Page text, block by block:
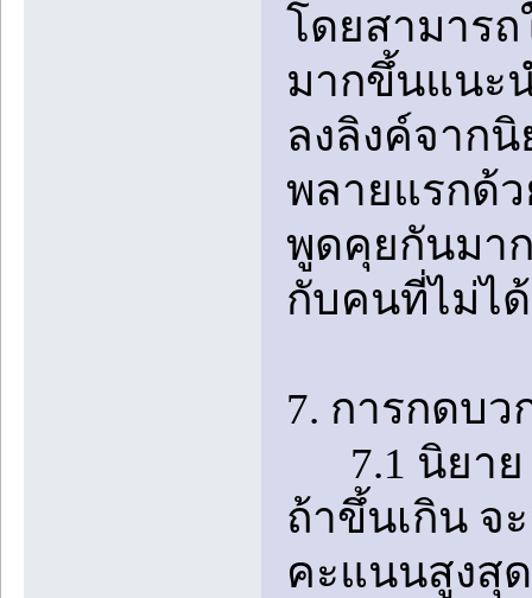
โดยสามาร
มากขึ้นแนะ
ลงลิงค์จาก
พลายแรกด้
พูดคุยกันมา
กับคนที่ไม่ไ
7. การกดบว
7.1 นิยาย
ถ้าขึ้นเกิน จ
คะแนนสูงสุด